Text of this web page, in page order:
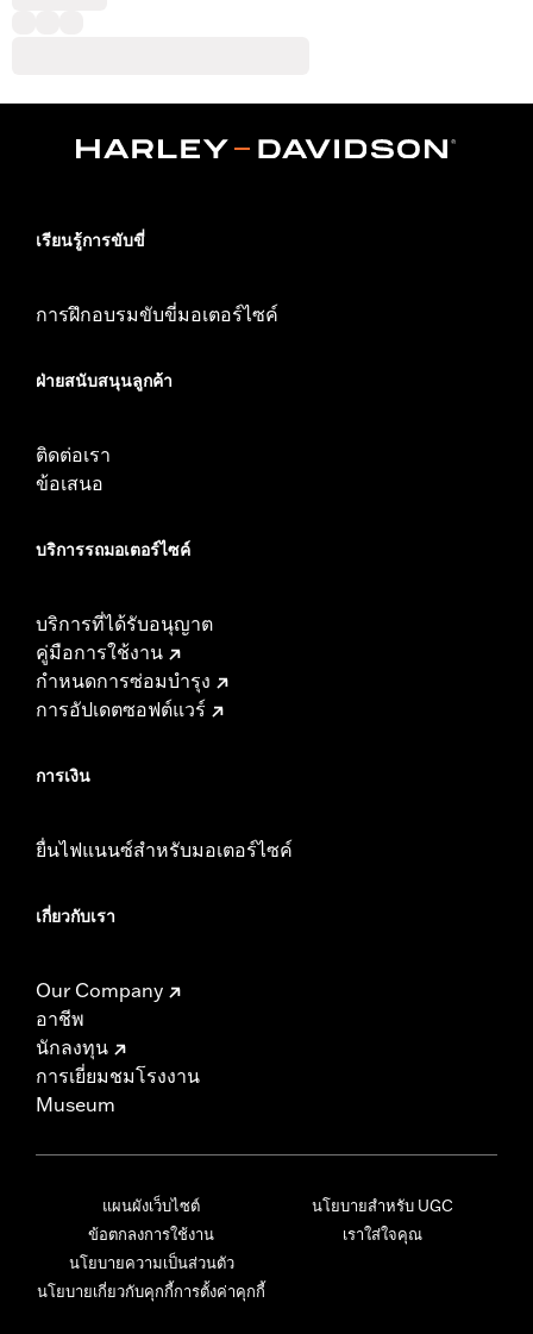
เรียนรู้การขับขี่
การฝึกอบรมขับขี่มอเตอร์ไซค์
ฝ่ายสนับสนุนลูกค้า
ติดต่อเรา
ข้อเสนอ
บริการรถมอเตอร์ไซค์​
บริการที่ได้รับอนุญาต
คู่มือการใช้งาน
กำหนดการซ่อมบำรุง
การอัปเดตซอฟต์แวร์
การเงิน
ยื่นไฟแนนซ์สำหรับมอเตอร์ไซค์
เกี่ยวกับเรา
Our Company
อาชีพ
นักลงทุน
การเยี่ยมชมโรงงาน
Museum
แผนผังเว็บไซต์
ข้อตกลงการใช้งาน
นโยบายความเป็นส่วนตัว
นโยบายเกี่ยวกับคุกกี้การตั้งค่าคุกกี้
นโยบายสำหรับ UGC
เราใส่ใจคุณ